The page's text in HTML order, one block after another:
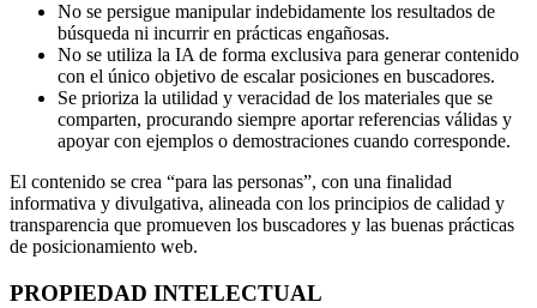
No se persigue manipular indebidamente los resultados de
búsqueda ni incurrir en prácticas engañosas.
No se utiliza la IA de forma exclusiva para generar contenido
con el único objetivo de escalar posiciones en buscadores.
Se prioriza la utilidad y veracidad de los materiales que se
comparten, procurando siempre aportar referencias válidas y
apoyar con ejemplos o demostraciones cuando corresponde.
El contenido se crea “para las personas”, con una finalidad
informativa y divulgativa, alineada con los principios de calidad y
transparencia que promueven los buscadores y las buenas prácticas
de posicionamiento web.
PROPIEDAD INTELECTUAL